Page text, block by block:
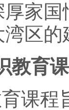
家
区
教育
课程